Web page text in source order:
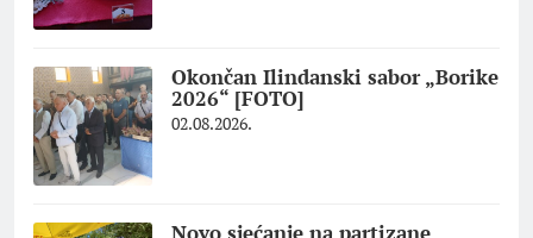
Okončan Ilindanski sabor „Borike
2026“ [FOTO]
02.08.2026.
Novo sjećanje na partizane